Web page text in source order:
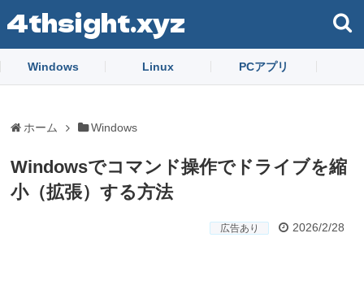
4thsight.xyz
Windows Linux PCアプリ
ホーム Windows
Windowsでコマンド操作でドライブを縮
小（拡張）する方法
広告あり 2026/2/28